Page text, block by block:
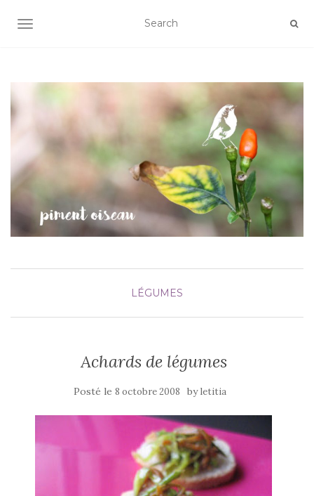
AFFICHER/MASQUER LA NAVIGATION
LÉGUMES
Achards de légumes
Posté le 8 octobre 2008 byletitia